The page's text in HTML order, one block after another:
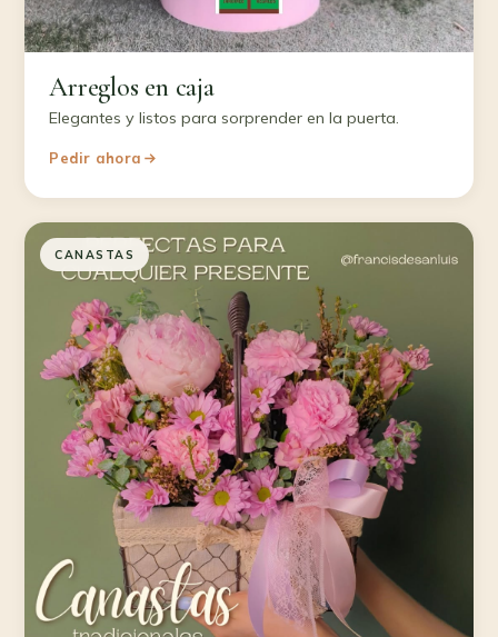
Arreglos en caja
Elegantes y listos para sorprender en la puerta.
Pedir ahora
CANASTAS